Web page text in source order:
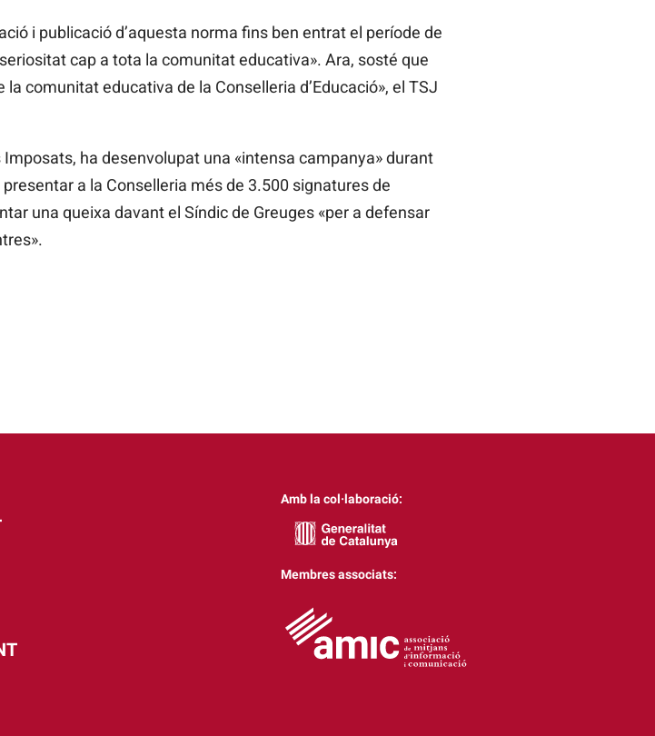
i publicació d’aquesta norma fins ben entrat el període de
cap a tota la comunitat educativa». Ara, sosté que
comunitat educativa de la Conselleria d’Educació», el TSJ
ha desenvolupat una «intensa campanya» durant
a la Conselleria més de 3.500 signatures de
una queixa davant el Síndic de Greuges «per a defensar
Amb la col·laboració:
Membres associats: